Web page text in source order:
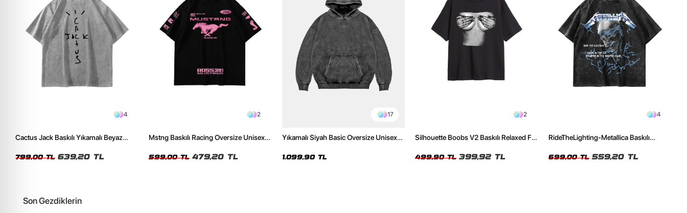
4
Cactus Jack Baskılı Yıkamalı Beyaz
799,00 TL 639,20 TL
2
Mstng Baskılı Racing Oversize Unisex
599,00 TL 479,20 TL
17
Yıkamalı Siyah Basic Oversize Unisex
1.099,90 TL
2
Silhouette Boobs V2 Baskılı Relaxed Fit
499,90 TL 399,92 TL
4
RideTheLighting-Metallica Baskılı
699,00 TL 559,20 TL
Son Gezdiklerin